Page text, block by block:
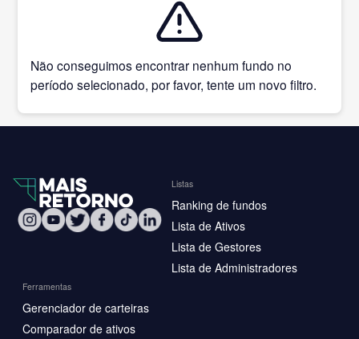
Não conseguimos encontrar nenhum fundo no
período selecionado, por favor, tente um novo filtro.
Listas
Ranking de fundos
Lista de Ativos
Lista de Gestores
Lista de Administradores
Ferramentas
Gerenciador de carteiras
Comparador de ativos